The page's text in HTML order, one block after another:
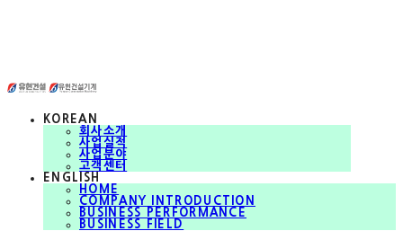
KOREAN
회사소개
사업실적
사업분야
고객센터
ENGLISH
HOME
COMPANY INTRODUCTION
BUSINESS PERFORMANCE
BUSINESS FIELD